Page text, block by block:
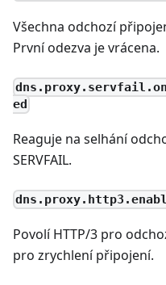
Všechna odchozí
První odezva je vrácena.
ed
Reaguje na selhání
SERVFAIL.
Povolí HTTP/3 pro
pro zrychlení připojení.